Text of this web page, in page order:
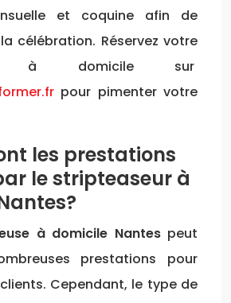
et coquine afin de
célébration. Réservez votre
à domicile sur
pour pimenter votre
les prestations
le stripteaseur à
à domicile Nantespeut
prestations pour
Cependant, le type de